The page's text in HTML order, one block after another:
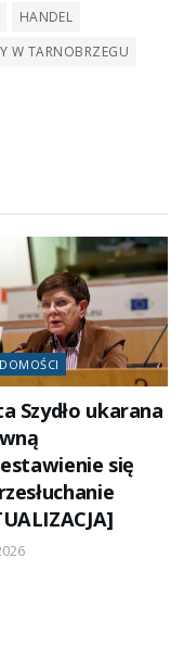
HANDEL
W TARNOBRZEGU
Szydło ukarana
się